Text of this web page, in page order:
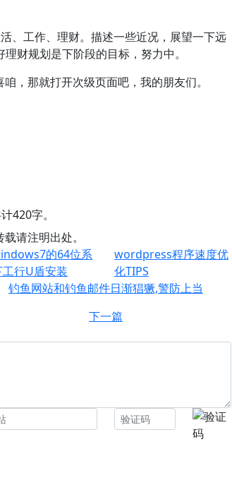
、工作、理财。描述一些近况，展望一下远
财规划是下阶段的目标，努力中。
，那就打开次级页面吧，我的朋友们。
420字。
请注明出处。
的64位系
行U盾安装
wordpress程序速度优
化TIPS
钓鱼网站和钓鱼邮件日渐猖獗,警防上当
下一篇